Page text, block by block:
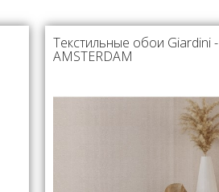
Текстильные обои Giardini -
AMSTERDAM